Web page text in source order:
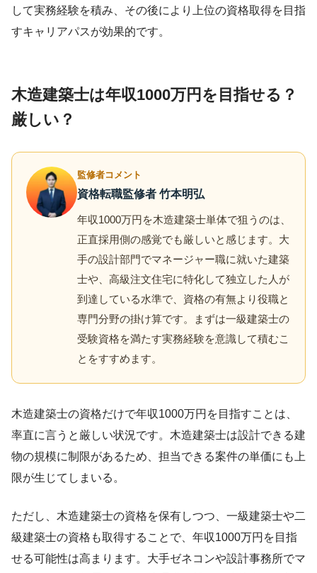
して実務経験を積み、その後により上位の資格取得を目指
すキャリアパスが効果的です。
木造建築士は年収1000万円を目指せる？
厳しい？
監修者コメント
資格転職監修者 竹本明弘
年収1000万円を木造建築士単体で狙うのは、
正直採用側の感覚でも厳しいと感じます。大
手の設計部門でマネージャー職に就いた建築
士や、高級注文住宅に特化して独立した人が
到達している水準で、資格の有無より役職と
専門分野の掛け算です。まずは一級建築士の
受験資格を満たす実務経験を意識して積むこ
とをすすめます。
木造建築士の資格だけで年収1000万円を目指すことは、
率直に言うと厳しい状況です。木造建築士は設計できる建
物の規模に制限があるため、担当できる案件の単価にも上
限が生じてしまいる。
ただし、木造建築士の資格を保有しつつ、一級建築士や二
級建築士の資格も取得することで、年収1000万円を目指
せる可能性は高まります。大手ゼネコンや設計事務所でマ